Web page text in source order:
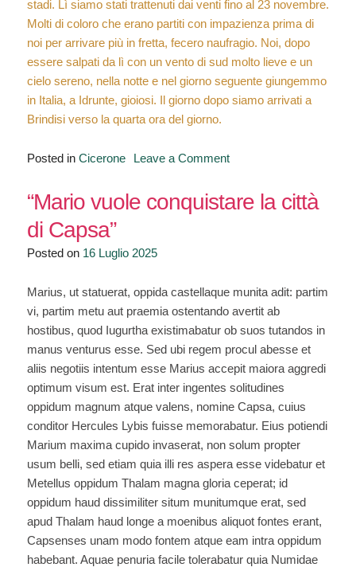
stadi. Lì siamo stati trattenuti dai venti fino al 23 novembre.
Molti di coloro che erano partiti con impazienza prima di
noi per arrivare più in fretta, fecero naufragio. Noi, dopo
essere salpati da lì con un vento di sud molto lieve e un
cielo sereno, nella notte e nel giorno seguente giungemmo
in Italia, a Idrunte, gioiosi. Il giorno dopo siamo arrivati a
Brindisi verso la quarta ora del giorno.
Posted in Cicerone Leave a Commenton
viaggio
“Mario vuole conquistare la città
di Capsa”
Posted on 16 Luglio 2025
Marius, ut statuerat, oppida castellaque munita adit: partim
vi, partim metu aut praemia ostentando avertit ab
hostibus, quod Iugurtha existimabatur ob suos tutandos in
manus venturus esse. Sed ubi regem procul abesse et
aliis negotiis intentum esse Marius accepit maiora aggredi
optimum visum est. Erat inter ingentes solitudines
oppidum magnum atque valens, nomine Capsa, cuius
conditor Hercules Lybis fuisse memorabatur. Eius potiendi
Marium maxima cupido invaserat, non solum propter
usum belli, sed etiam quia illi res aspera esse videbatur et
Metellus oppidum Thalam magna gloria ceperat; id
oppidum haud dissimiliter situm munitumque erat, sed
apud Thalam haud longe a moenibus aliquot fontes erant,
Capsenses unam modo fontem atque eam intra oppidum
habebant. Aquae penuria facile tolerabatur quia Numidae